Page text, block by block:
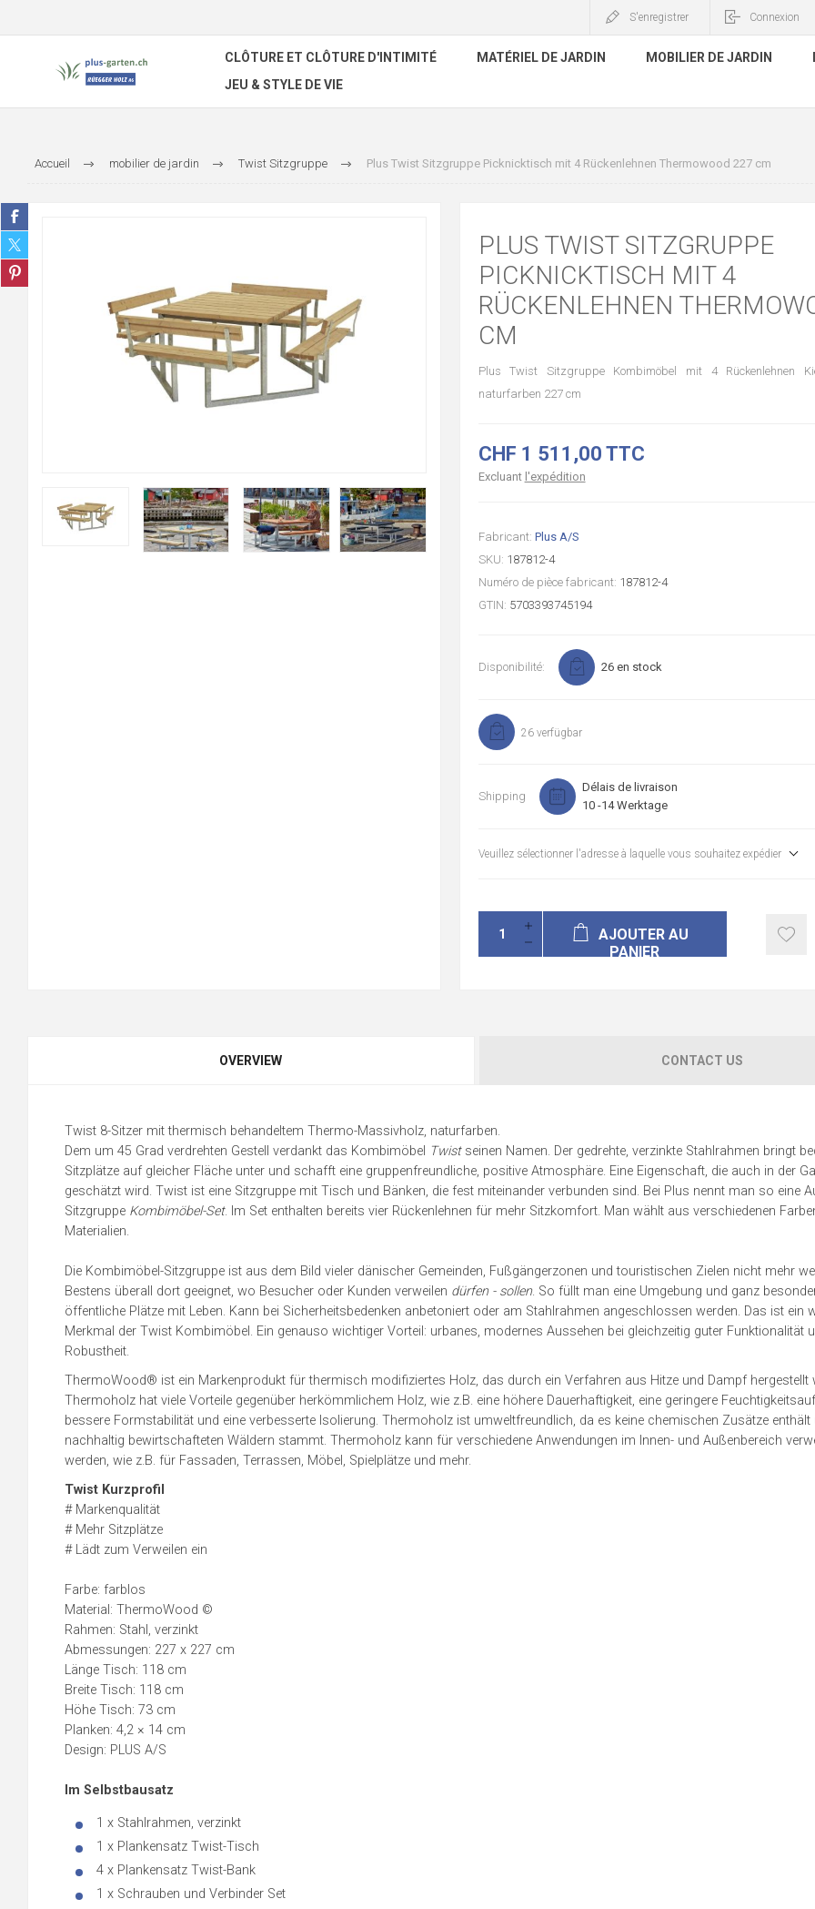
S'enregistrer Connexion
CLÔTURE ET CLÔTURE D'INTIMITÉ MATÉRIEL DE JARDIN MOBILIER DE JARDIN
JEU & STYLE DE VIE
Accueil mobilier de jardin Twist Sitzgruppe Plus Twist Sitzgruppe Picknicktisch mit 4 Rückenlehnen Thermowood 227 cm
PLUS TWIST SITZGRUPPE
PICKNICKTISCH MIT 4
RÜCKENLEHNEN
CM
Plus Twist Sitzgruppe Kombimöbel mit 4 Rückenlehnen
naturfarben 227 cm
CHF 1 511,00 TTC
Excluant l'expédition
Fabricant: Plus A/S
SKU: 187812-4
Numéro de pièce fabricant: 187812-4
GTIN: 5703393745194
Disponibilité: 26 en stock
26 verfügbar
Shipping
Délais de livraison
10 -14 Werktage
Veuillez sélectionner l'adresse à laquelle vous souhaitez expédier
AJOUTER AU
PANIER
OVERVIEW CONTACT US
Twist 8-Sitzer mit thermisch behandeltem Thermo-Massivholz, naturfarben.
Dem um 45 Grad verdrehten Gestell verdankt das Kombimöbel Twistseinen Namen. Der gedrehte, verzinkte Stahlrahmen bringt
Sitzplätze auf gleicher Fläche unter und schafft eine gruppenfreundliche, positive Atmosphäre. Eine Eigenschaft, die auch in der
geschätzt wird. Twist ist eine Sitzgruppe mit Tisch und Bänken, die fest miteinander verbunden sind. Bei Plus nennt man so eine
Sitzgruppe Kombimöbel-Set. Im Set enthalten bereits vier Rückenlehnen für mehr Sitzkomfort. Man wählt aus verschiedenen
Materialien.
Die Kombimöbel-Sitzgruppe ist aus dem Bild vieler dänischer Gemeinden, Fußgängerzonen und touristischen Zielen nicht mehr
Bestens überall dort geeignet, wo Besucher oder Kunden verweilen dürfen - sollen. So füllt man eine Umgebung und ganz
öffentliche Plätze mit Leben. Kann bei Sicherheitsbedenken anbetoniert oder am Stahlrahmen angeschlossen werden. Das ist ein
Merkmal der Twist Kombimöbel. Ein genauso wichtiger Vorteil: urbanes, modernes Aussehen bei gleichzeitig guter Funktionalität
Robustheit.
ThermoWood® ist ein Markenprodukt für thermisch modifiziertes Holz, das durch ein Verfahren aus Hitze und Dampf hergestellt
Thermoholz hat viele Vorteile gegenüber herkömmlichem Holz, wie z.B. eine höhere Dauerhaftigkeit, eine geringere
bessere Formstabilität und eine verbesserte Isolierung. Thermoholz ist umweltfreundlich, da es keine chemischen Zusätze enthält
nachhaltig bewirtschafteten Wäldern stammt. Thermoholz kann für verschiedene Anwendungen im Innen- und Außenbereich
werden, wie z.B. für Fassaden, Terrassen, Möbel, Spielplätze und mehr.
Twist Kurzprofil
# Markenqualität
# Mehr Sitzplätze
# Lädt zum Verweilen ein
Farbe: farblos
Material: ThermoWood ©
Rahmen: Stahl, verzinkt
Abmessungen: 227 x 227 cm
Länge Tisch: 118 cm
Breite Tisch: 118 cm
Höhe Tisch: 73 cm
Planken: 4,2 × 14 cm
Design: PLUS A/S
Im Selbstbausatz
1 x Stahlrahmen, verzinkt
1 x Plankensatz Twist-Tisch
4 x Plankensatz Twist-Bank
1 x Schrauben und Verbinder Set